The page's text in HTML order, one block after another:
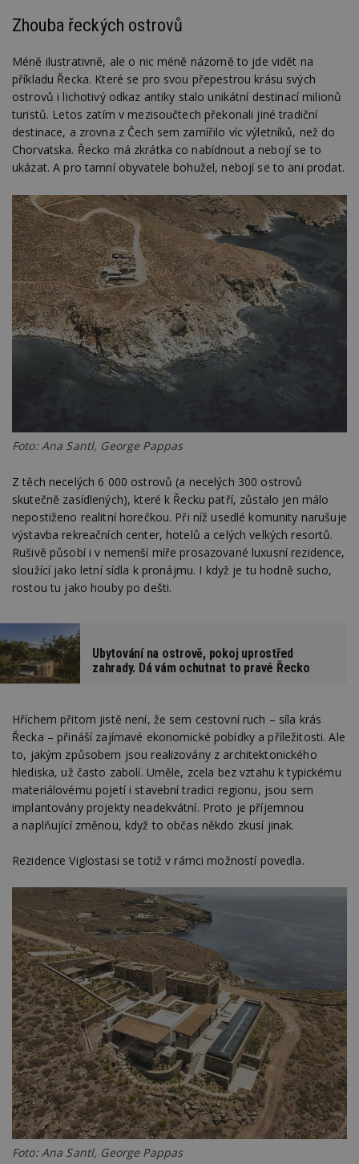
Zhouba řeckých ostrovů
Méně ilustrativně, ale o nic méně názorně to jde vidět na
příkladu Řecka. Které se pro svou přepestrou krásu svých
ostrovů i lichotivý odkaz antiky stalo unikátní destinací milionů
turistů. Letos zatím v mezisoučtech překonali jiné tradiční
destinace, a zrovna z Čech sem zamířilo víc výletníků, než do
Chorvatska. Řecko má zkrátka co nabídnout a nebojí se to
ukázat. A pro tamní obyvatele bohužel, nebojí se to ani prodat.
Foto: Ana Santl, George Pappas
Z těch necelých 6 000 ostrovů (a necelých 300 ostrovů
skutečně zasídlených), které k Řecku patří, zůstalo jen málo
nepostiženo realitní horečkou. Při níž usedlé komunity narušuje
výstavba rekreačních center, hotelů a celých velkých resortů.
Rušivě působí i v nemenší míře prosazované luxusní rezidence,
sloužící jako letní sídla k pronájmu. I když je tu hodně sucho,
rostou tu jako houby po dešti.
Ubytování na ostrově, pokoj uprostřed
zahrady. Dá vám ochutnat to pravé Řecko
Hříchem přitom jistě není, že sem cestovní ruch – síla krás
Řecka – přináší zajímavé ekonomické pobídky a příležitosti. Ale
to, jakým způsobem jsou realizovány z architektonického
hlediska, už často zabolí. Uměle, zcela bez vztahu k typickému
materiálovému pojetí i stavební tradici regionu, jsou sem
implantovány projekty neadekvátní. Proto je příjemnou
a naplňující změnou, když to občas někdo zkusí jinak.
Rezidence Viglostasi se totiž v rámci možností povedla.
Foto: Ana Santl, George Pappas